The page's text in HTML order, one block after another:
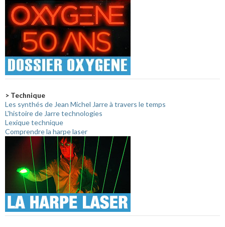
> Technique
Les synthés de Jean Michel Jarre à travers le temps
L'histoire de Jarre technologies
Lexique technique
Comprendre la harpe laser